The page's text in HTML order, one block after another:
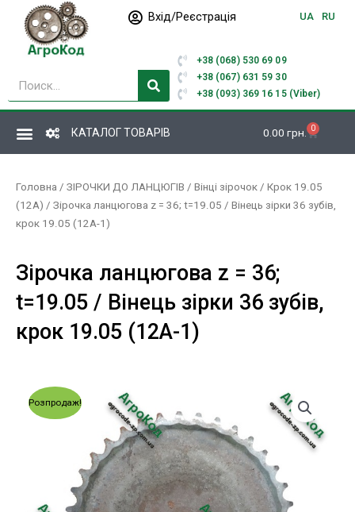
Перейти
вмісту
Вхід/Реєстрація UA RU
Пошук
+38 (068) 530 69 09
+38 (067) 631 59 30
+38 (093) 369 16 15 (Viber)
КАТАЛОГ ТОВАРІВ 0.00 грн. 0
Кошик
Головна / ЗІРОЧКИ ДО ЛАНЦЮГІВ / Вінці зірочок / Крок 19.05
(12А) / Зірочка ланцюгова z = 36; t=19.05 / Вінець зірки 36 зубів,
крок 19.05 (12А-1)
Зірочка ланцюгова z = 36;
t=19.05 / Вінець зірки 36 зубів,
крок 19.05 (12А-1)
Розпродаж!